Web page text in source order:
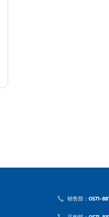
销售部：0571-